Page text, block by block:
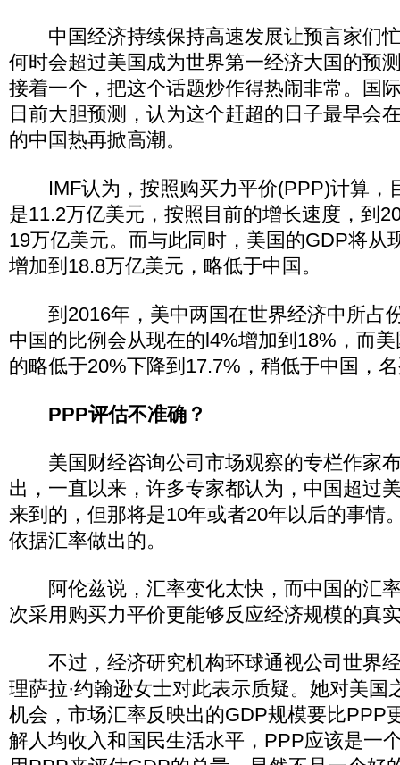
中国经济持续保持高速发展让预言家们
何时会超过美国成为世界第一经济大国的预
接着一个，把这个话题炒作得热闹非常。国
日前大胆预测，认为这个赶超的日子最早会
的中国热再掀高潮。
IMF认为，按照购买力平价(PPP)计算，
是11.2万亿美元，按照目前的增长速度，到
19万亿美元。而与此同时，美国的GDP将从
增加到18.8万亿美元，略低于中国。
到2016年，美中两国在世界经济中所占
中国的比例会从现在的l4%增加到18%，而
的略低于20%下降到17.7%，稍低于中国，
PPP评估不准确？
美国财经咨询公司市场观察的专栏作家布
出，一直以来，许多专家都认为，中国超过
来到的，但那将是10年或者20年以后的事情
依据汇率做出的。
阿伦兹说，汇率变化太快，而中国的汇
次采用购买力平价更能够反应经济规模的真
不过，经济研究机构环球通视公司世界
理萨拉·约翰逊女士对此表示质疑。她对美国
机会，市场汇率反映出的GDP规模要比PPP
解人均收入和国民生活水平，PPP应该是一